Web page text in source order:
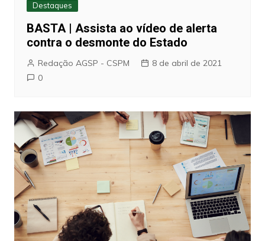
Destaques
BASTA | Assista ao vídeo de alerta
contra o desmonte do Estado
Redação AGSP - CSPM
8 de abril de 2021
0